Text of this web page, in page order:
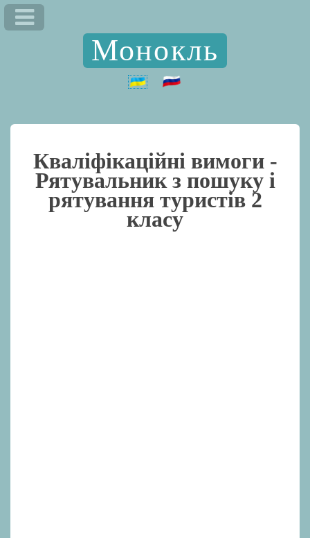
Монокль
Кваліфікаційні вимоги -
Рятувальник з пошуку і
рятування туристів 2
класу